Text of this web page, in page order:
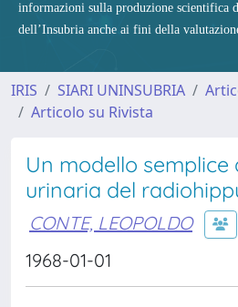
informazioni sulla produzione scientifica
dell’Insubria anche ai fini della
IRIS SIARI UNINSUBRIA
Articolo su Rivista
Un modello semplice
urinaria del
CONTE, LEOPOLDO
1968-01-01